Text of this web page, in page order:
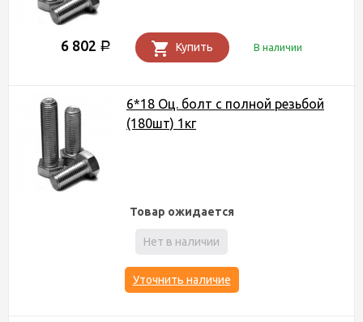
6 802 Р Купить В наличии
6*18 Оц. болт с полной резьбой
(180шт) 1кг
Товар ожидается
Нет в наличии
Уточнить наличие